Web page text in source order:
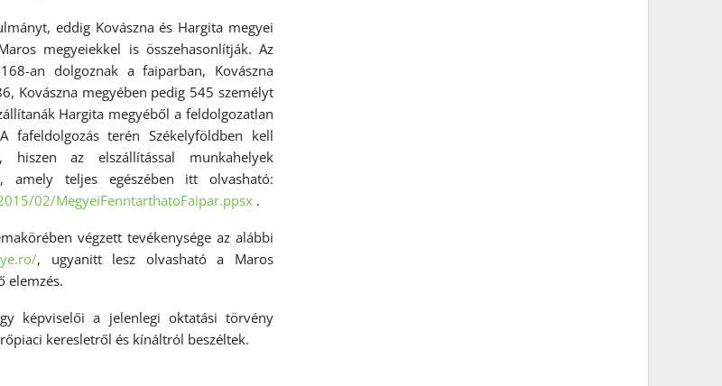
eddig Kovászna és Hargita megyei
megyeiekkel is összehasonlítják. Az
an dolgoznak a faiparban, Kovászna
Kovászna megyében pedig 545 személyt
Hargita megyéből a feldolgozatlan
fafeldolgozás terén Székelyföldben kell
hiszen az elszállítással munkahelyek
amely teljes egészében itt olvasható:
02/MegyeiFenntarthatoFaipar.ppsx .
végzett tevékenysége az alábbi
, ugyanitt lesz olvasható a Maros
elemzés.
képviselői a jelenlegi oktatási törvény
keresletről és kínáltról beszéltek.